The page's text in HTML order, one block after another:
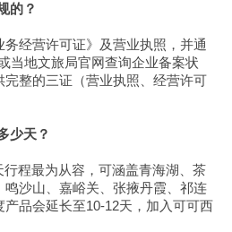
的？
经营许可证》及营业执照，并通
当地文旅局官网查询企业备案状
整的三证（营业执照、经营许可
少天？
程最为从容，可涵盖青海湖、茶
沙山、嘉峪关、张掖丹霞、祁连
品会延长至10-12天，加入可可西